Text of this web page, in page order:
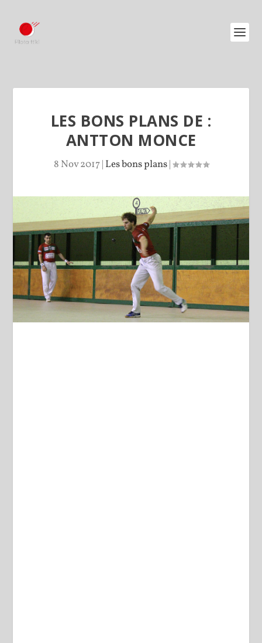
LES BONS PLANS DE :
ANTTON MONCE
8 Nov 2017| Les bons plans|